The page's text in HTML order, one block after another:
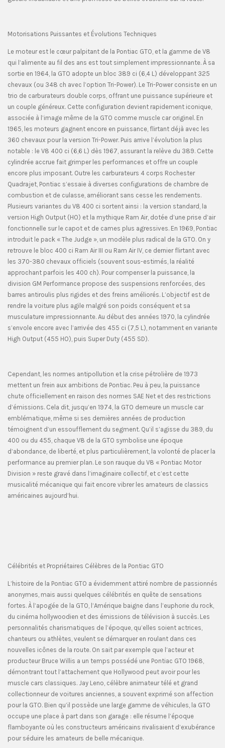
Motorisations Puissantes et Évolutions Techniques
Le moteur est le cœur palpitant de la Pontiac GTO, et la gamme de V8
qui l’alimente au fil des ans est tout simplement impressionnante. À sa
sortie en 1964, la GTO adopte un bloc 389 ci (6,4 L) développant 325
chevaux (ou 348 ch avec l’option Tri-Power). Le Tri-Power consiste en un
trio de carburateurs double corps, offrant une puissance supérieure et
un couple généreux. Cette configuration devient rapidement iconique,
associée à l’image même de la GTO comme muscle car originel. En
1965, les moteurs gagnent encore en puissance, flirtant déjà avec les
360 chevaux pour la version Tri-Power. Puis arrive l’évolution la plus
notable : le V8 400 ci (6,6 L) dès 1967, assurant la relève du 389. Cette
cylindrée accrue fait grimper les performances et offre un couple
encore plus imposant. Outre les carburateurs 4 corps Rochester
Quadrajet, Pontiac s’essaie à diverses configurations de chambre de
combustion et de culasse, améliorant sans cesse les rendements.
Plusieurs variantes du V8 400 ci sortent ainsi : la version standard, la
version High Output (HO) et la mythique Ram Air, dotée d’une prise d’air
fonctionnelle sur le capot et de cames plus agressives. En 1969, Pontiac
introduit le pack « The Judge », un modèle plus radical de la GTO. On y
retrouve le bloc 400 ci Ram Air III ou Ram Air IV, ce dernier flirtant avec
les 370-380 chevaux officiels (souvent sous-estimés, la réalité
approchant parfois les 400 ch). Pour compenser la puissance, la
division GM Performance propose des suspensions renforcées, des
barres antiroulis plus rigides et des freins améliorés. L’objectif est de
rendre la voiture plus agile malgré son poids conséquent et sa
musculature impressionnante. Au début des années 1970, la cylindrée
s’envole encore avec l’arrivée des 455 ci (7,5 L), notamment en variante
High Output (455 HO), puis Super Duty (455 SD).
Cependant, les normes antipollution et la crise pétrolière de 1973
mettent un frein aux ambitions de Pontiac. Peu à peu, la puissance
chute officiellement en raison des normes SAE Net et des restrictions
d’émissions. Cela dit, jusqu’en 1974, la GTO demeure un muscle car
emblématique, même si ses dernières années de production
témoignent d’un essoufflement du segment. Qu’il s’agisse du 389, du
400 ou du 455, chaque V8 de la GTO symbolise une époque
d’abondance, de liberté, et plus particulièrement, la volonté de placer la
performance au premier plan. Le son rauque du V8 « Pontiac Motor
Division » reste gravé dans l’imaginaire collectif, et c’est cette
musicalité mécanique qui fait encore vibrer les amateurs de classics
américaines aujourd’hui.
Célébrités et Propriétaires Célèbres de la Pontiac GTO
L’histoire de la Pontiac GTO a évidemment attiré nombre de passionnés
anonymes, mais aussi quelques célébrités en quête de sensations
fortes. À l’apogée de la GTO, l’Amérique baigne dans l’euphorie du rock,
du cinéma hollywoodien et des émissions de télévision à succès. Les
personnalités charismatiques de l’époque, qu’elles soient actrices,
chanteurs ou athlètes, veulent se démarquer en roulant dans ces
nouvelles icônes de la route. On sait par exemple que l’acteur et
producteur Bruce Willis a un temps possédé une Pontiac GTO 1968,
démontrant tout l’attachement que Hollywood peut avoir pour les
muscle cars classiques. Jay Leno, célèbre animateur télé et grand
collectionneur de voitures anciennes, a souvent exprimé son affection
pour la GTO. Bien qu’il possède une large gamme de véhicules, la GTO
occupe une place à part dans son garage : elle résume l’époque
flamboyante où les constructeurs américains rivalisaient d’exubérance
pour séduire les amateurs de belle mécanique.